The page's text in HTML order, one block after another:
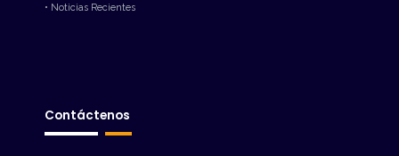
• Noticias Recientes
Contáctenos